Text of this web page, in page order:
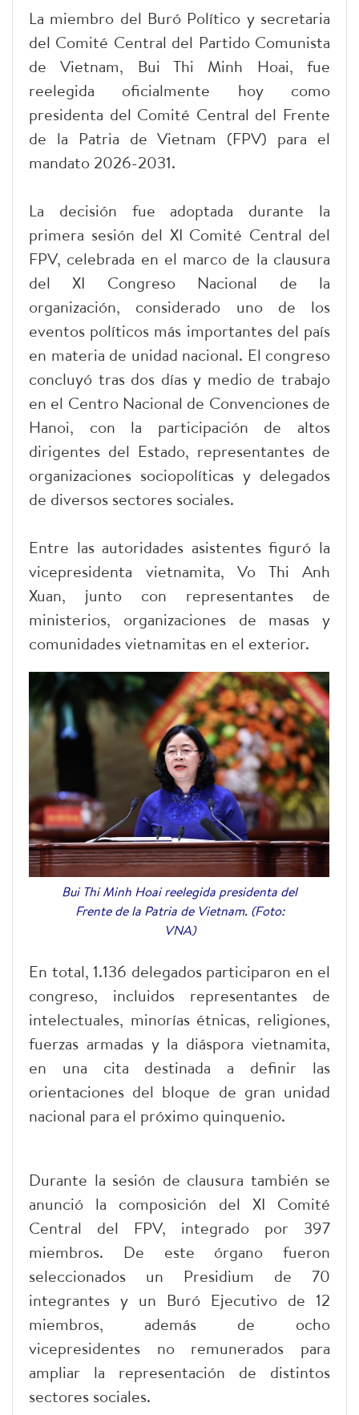
La miembro del Buró Político y secretaria
del Comité Central del Partido Comunista
de Vietnam, Bui Thi Minh Hoai, fue
reelegida oficialmente hoy como
presidenta del Comité Central del Frente
de la Patria de Vietnam (FPV) para el
mandato 2026-2031.
La decisión fue adoptada durante la
primera sesión del XI Comité Central del
FPV, celebrada en el marco de la clausura
del XI Congreso Nacional de la
organización, considerado uno de los
eventos políticos más importantes del país
en materia de unidad nacional. El congreso
concluyó tras dos días y medio de trabajo
en el Centro Nacional de Convenciones de
Hanoi, con la participación de altos
dirigentes del Estado, representantes de
organizaciones sociopolíticas y delegados
de diversos sectores sociales.
Entre las autoridades asistentes figuró la
vicepresidenta vietnamita, Vo Thi Anh
Xuan, junto con representantes de
ministerios, organizaciones de masas y
comunidades vietnamitas en el exterior.
Bui Thi Minh Hoai reelegida presidenta del
Frente de la Patria de Vietnam. (Foto:
VNA)
En total, 1.136 delegados participaron en el
congreso, incluidos representantes de
intelectuales, minorías étnicas, religiones,
fuerzas armadas y la diáspora vietnamita,
en una cita destinada a definir las
orientaciones del bloque de gran unidad
nacional para el próximo quinquenio.
Durante la sesión de clausura también se
anunció la composición del XI Comité
Central del FPV, integrado por 397
miembros. De este órgano fueron
seleccionados un Presidium de 70
integrantes y un Buró Ejecutivo de 12
miembros, además de ocho
vicepresidentes no remunerados para
ampliar la representación de distintos
sectores sociales.